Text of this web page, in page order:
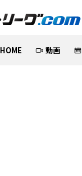
HOME 動画